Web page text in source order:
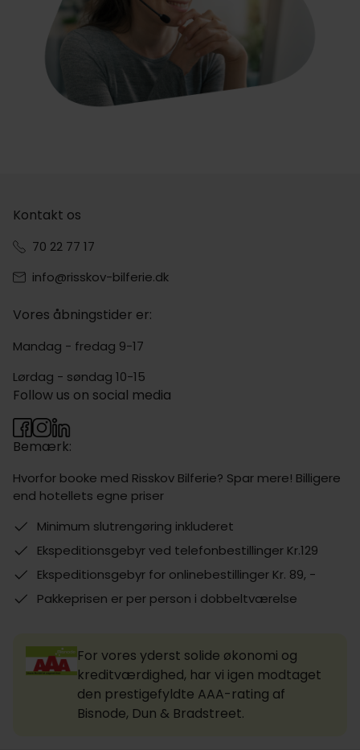
Kontakt os
70 22 77 17
info@risskov-bilferie.dk
Vores åbningstider er:
Mandag - fredag 9-17
Lørdag - søndag 10-15
Bemærk:
Hvorfor booke med Risskov Bilferie? Spar mere! Billigere
end hotellets egne priser
Minimum slutrengøring inkluderet
Ekspeditionsgebyr ved telefonbestillinger Kr.129
Ekspeditionsgebyr for onlinebestillinger Kr. 89, -
Pakkeprisen er per person i dobbeltværelse
Follow us on social media
For vores yderst solide økonomi og
kreditværdighed, har vi igen modtaget
den prestigefyldte AAA-rating af
Bisnode, Dun & Bradstreet.